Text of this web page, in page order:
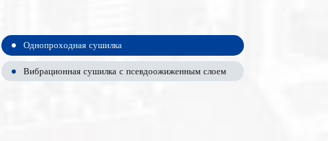
Однопроходная сушилка
Вибрационная сушилка с псевдоожиженным слоем